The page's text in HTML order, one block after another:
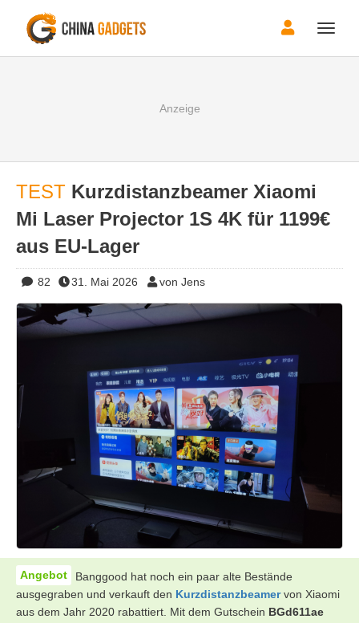
Toggle
TEST Kurzdistanzbeamer Xiaomi
Mi Laser Projector 1S 4K für 1199€
aus EU-Lager
82 31. Mai 2026 von Jens
Banggood hat noch ein paar alte Bestände
ausgegraben und verkauft den Kurzdistanzbeamervon Xiaomi
aus dem Jahr 2020 rabattiert. Mit dem Gutschein BGd611ae